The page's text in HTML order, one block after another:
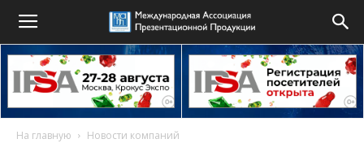
На главную Новости компаний